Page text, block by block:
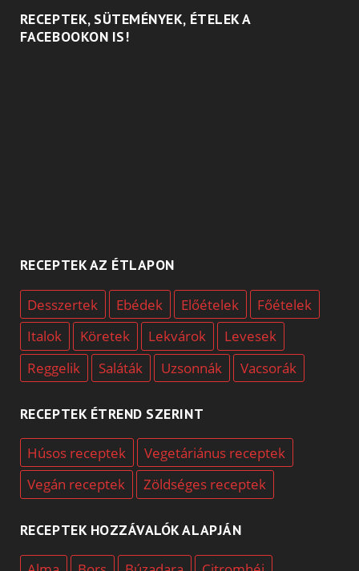
RECEPTEK, SÜTEMÉNYEK, ÉTELEK A
FACEBOOKON IS!
RECEPTEK AZ ÉTLAPON
Desszertek Ebédek Előételek
Főételek
Italok
Köretek Lekvárok
Levesek
Reggelik
Saláták Uzsonnák Vacsorák
RECEPTEK ÉTREND SZERINT
Húsos receptek
Vegetáriánus receptek
Vegán receptek
Zöldséges receptek
RECEPTEK HOZZÁVALÓK ALAPJÁN